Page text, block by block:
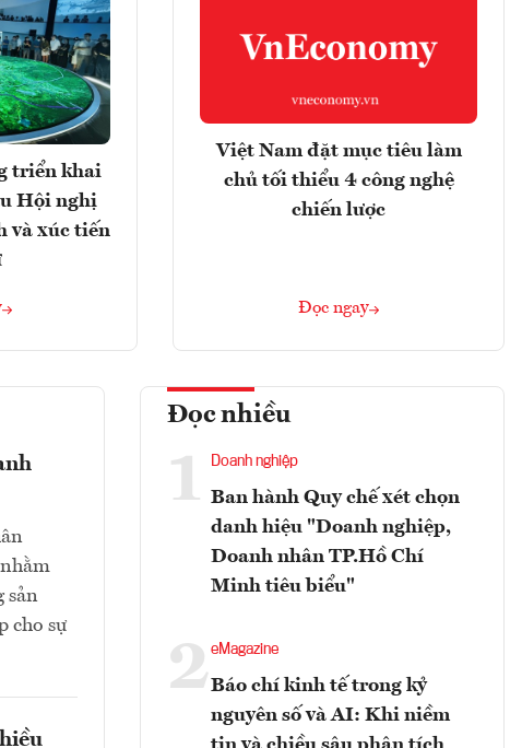
triển khai
Hội nghị
và xúc tiến
Việt Nam đặt mục tiêu làm
chủ tối thiểu 4 công nghệ
chiến lược
Đọc ngay
sản
cho sự
Đọc nhiều
1 Doanh nghiệp
Ban hành Quy chế xét chọn
danh hiệu "Doanh nghiệp,
Doanh nhân TP.Hồ Chí
Minh tiêu biểu"
2eMagazine
Báo chí kinh tế trong kỷ
nguyên số và AI: Khi niềm